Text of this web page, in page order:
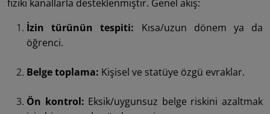
fiziki kanallarla desteklenmiştir. Genel akış:
İzin türünün tespiti: Kısa/uzun dönem ya da
öğrenci.
Belge toplama: Kişisel ve statüye özgü evraklar.
Ön kontrol: Eksik/uygunsuz belge riskini azaltmak